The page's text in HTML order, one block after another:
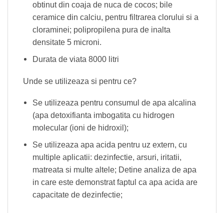
obtinut din coaja de nuca de cocos; bile
ceramice din calciu, pentru filtrarea clorului si a
cloraminei; polipropilena pura de inalta
densitate 5 microni.
Durata de viata 8000 litri
Unde se utilizeaza si pentru ce?
Se utilizeaza pentru consumul de apa alcalina
(apa detoxifianta imbogatita cu hidrogen
molecular (ioni de hidroxil);
Se utilizeaza apa acida pentru uz extern, cu
multiple aplicatii: dezinfectie, arsuri, iritatii,
matreata si multe altele; Detine analiza de apa
in care este demonstrat faptul ca apa acida are
capacitate de dezinfectie;